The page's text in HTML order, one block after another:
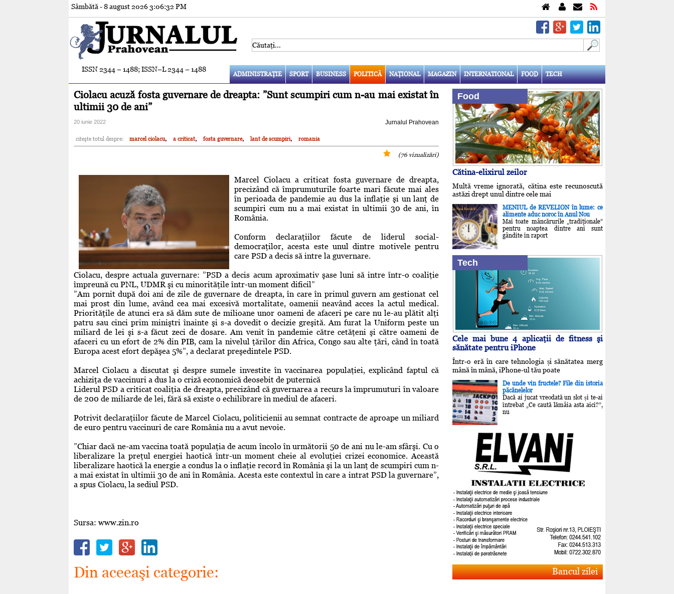
Sâmbătă - 8 august 20263:06:33 PM
ISSN 2344 – 1488; ISSN–L 2344 – 1488
ADMINISTRAŢIE SPORT BUSINESS POLITICĂ NAŢIONAL MAGAZIN INTERNATIONAL FOOD TECH
Ciolacu acuză fosta guvernare de dreapta: ”Sunt scumpiri cum n-au mai existat în
ultimii 30 de ani”
20 iunie 2022 Jurnalul Prahovean
citeşte totul despre: marcel ciolacu, a criticat, fosta guvernare, lant de scumpiri, romania
(76 vizualizări)
Marcel Ciolacu a criticat fosta guvernare de dreapta,
precizând că împrumuturile foarte mari făcute mai ales
în perioada de pandemie au dus la inflaţie şi un lanţ de
scumpiri cum nu a mai existat în ultimii 30 de ani, în
România.
Conform declaraţiilor făcute de liderul social-
democraţilor, acesta este unul dintre motivele pentru
care PSD a decis să intre la guvernare.
Ciolacu, despre actuala guvernare: ”PSD a decis acum aproximativ şase luni să intre într-o coaliţie
împreună cu PNL, UDMR şi cu minorităţile într-un moment dificil”
”Am pornit după doi ani de zile de guvernare de dreapta, în care în primul guvern am gestionat cel
mai prost din lume, având cea mai excesivă mortalitate, oamenii neavând acces la actul medical.
Priorităţile de atunci era să dăm sute de milioane unor oameni de afaceri pe care nu le-au plătit alţi
patru sau cinci prim miniştri înainte şi s-a dovedit o decizie greşită. Am furat la Uniform peste un
miliard de lei şi s-a făcut zeci de dosare. Am venit în pandemie către cetăţeni şi către oameni de
afaceri cu un efort de 2% din PIB, cam la nivelul ţărilor din Africa, Congo sau alte ţări, când în toată
Europa acest efort depăşea 5%”, a declarat preşedintele PSD.
Marcel Ciolacu a discutat şi despre sumele investite în vaccinarea populaţiei, explicând faptul că
achiziţa de vaccinuri a dus la o criză economică deosebit de puternică
Liderul PSD a criticat coaliţia de dreapta, precizând că guvernarea a recurs la împrumuturi în valoare
de 200 de miliarde de lei, fără să existe o echilibrare în mediul de afaceri.
Potrivit declaraţiilor făcute de Marcel Ciolacu, politicienii au semnat contracte de aproape un miliard
de euro pentru vaccinuri de care România nu a avut nevoie.
”Chiar dacă ne-am vaccina toată populaţia de acum încolo în următorii 50 de ani nu le-am sfârşi. Cu o
liberalizare la preţul energiei haotică într-un moment cheie al evoluţiei crizei economice. Această
liberalizare haotică la energie a condus la o inflaţie record în România şi la un lanţ de scumpiri cum n-
a mai existat în ultimii 30 de ani în România. Acesta este contextul în care a intrat PSD la guvernare”,
a spus Ciolacu, la sediul PSD.
Sursa: www.zin.ro
Din aceeaşi categorie:
Food
Cătina-elixirul zeilor
Multă vreme ignorată, cătina este recunoscută
astăzi drept unul dintre cele mai
MENIUL de REVELION în lume: ce
alimente aduc noroc în Anul Nou
Mai toate mâncărurile „tradiţionale”
pentru noaptea dintre ani sunt
gândite în raport
Tech
Cele mai bune 4 aplicaţii de fitness şi
sănătate pentru iPhone
Într-o eră în care tehnologia și sănătatea merg
mână în mână, iPhone-ul tău poate
De unde vin fructele? File din istoria
păcănelelor
Dacă ai jucat vreodată un slot și te-ai
întrebat „Ce caută lămâia asta aici?”,
nu
Bancul zilei